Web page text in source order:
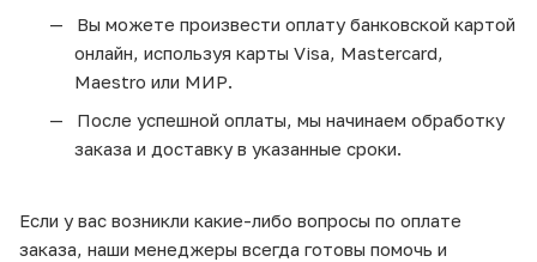
Вы можете произвести оплату банковской картой
онлайн, используя карты Visa, Mastercard,
Maestro или МИР.
После успешной оплаты, мы начинаем обработку
заказа и доставку в указанные сроки.
Если у вас возникли какие-либо вопросы по оплате
заказа, наши менеджеры всегда готовы помочь и